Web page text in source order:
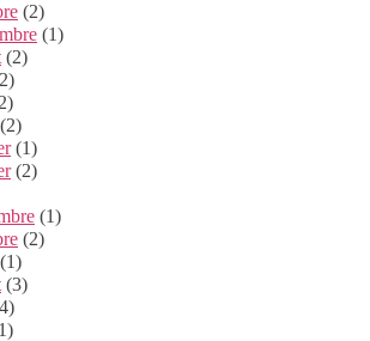
(2)
(1)
(2)
(2)
(1)
(2)
(1)
(2)
(1)
(3)